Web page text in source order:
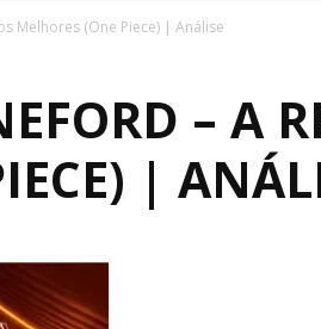
Galáxia:
Melhores (One Piece) | Análise
– A
|